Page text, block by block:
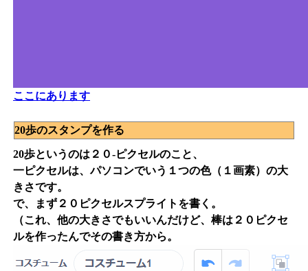
ここにあります
20歩のスタンプを作る
20歩というのは２０-ピクセルのこと、
一ピクセルは、パソコンでいう１つの色（１画素）の大
きさです。
で、まず２０ピクセルスプライトを書く。
（これ、他の大きさでもいいんだけど、棒は２０ピクセ
ルを作ったんでその書き方から。